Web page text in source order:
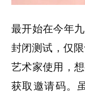
最开始在今年
封闭测试，仅
艺术家使用，
获取邀请码。